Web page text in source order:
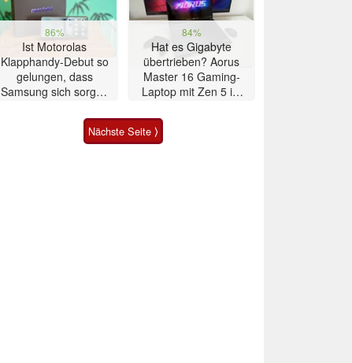
86%
Ist Motorolas
Klapphandy-Debut so
gelungen, dass
Samsung sich sorgen
Smartphone im Test
84%
Hat es Gigabyte
übertrieben? Aorus
Master 16 Gaming-
Laptop mit Zen 5 im
Nächste Seite ⟩